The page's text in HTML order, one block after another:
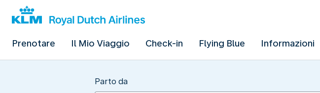
Prenotare Il Mio Viaggio Check-in Flying Blue Informazioni
Parto da